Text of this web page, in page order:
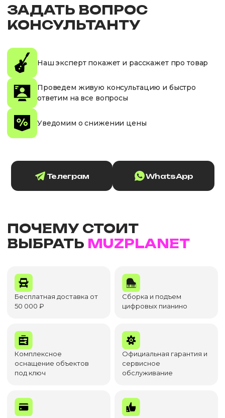
ЗАДАТЬ ВОПРОС
КОНСУЛЬТАНТУ
Наш эксперт покажет и расскажет про товар
Проведем живую консультацию и быстро
ответим на все вопросы
Уведомим о снижении цены
Телеграм WhatsApp
ПОЧЕМУ СТОИТ
ВЫБРАТЬ MUZPLANET
Бесплатная доставка от
50 000 ₽
Сборка и подъем
цифровых пианино
Комплексное
оснащение объектов
под ключ
Официальная гарантия и
сервисное
обслуживание